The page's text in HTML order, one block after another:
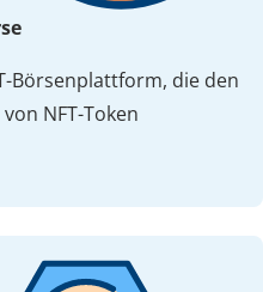
Börsenplattform, die den
NFT-Token